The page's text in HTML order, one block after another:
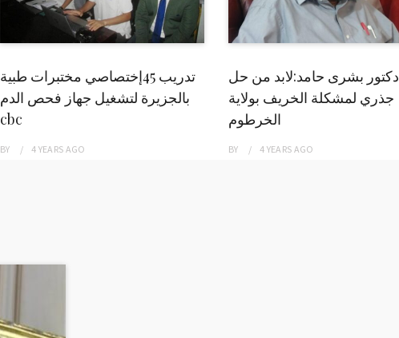
تدريب 45إختصاصي مختبرات طبية
بالجزيرة لتشغيل جهاز فحص الدم
cbc
BY 4 YEARS AGO
دكتور بشرى حامد:لابد من حل
جذري لمشكلة الخريف بولاية
الخرطوم
BY 4 YEARS AGO